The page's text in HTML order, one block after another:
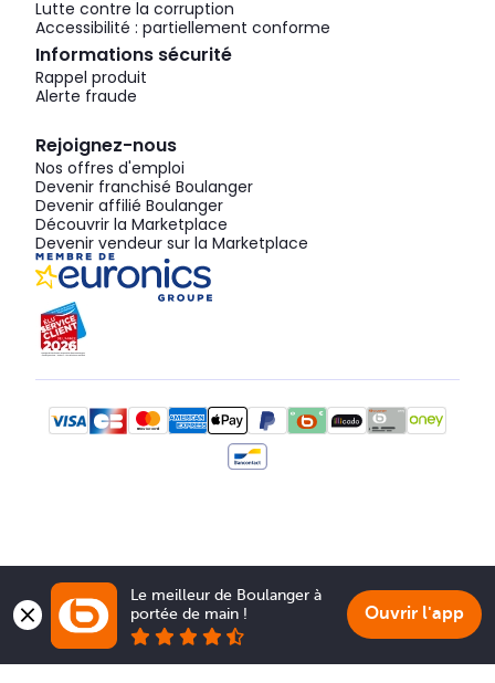
Lutte contre la corruption
Accessibilité : partiellement conforme
Informations sécurité
Rappel produit
Alerte fraude
Rejoignez-nous
Nos offres d'emploi
Devenir franchisé Boulanger
Devenir affilié Boulanger
Découvrir la Marketplace
Devenir vendeur sur la Marketplace
Le meilleur de Boulanger à
portée de main !
Ouvrir l'app